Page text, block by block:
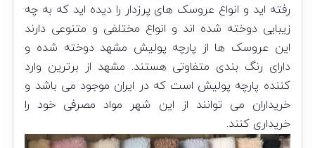
رفته اید و انواع عروسک های پرزدار را دیده اید که به چه
زیبایی دوخته شده اند و انواع مختلفی و متنوعی دارند
این عروسک ها از پارچه پولیش مشهد دوخته شده و
دارای رنگ بندی متفاوتی هستند. مشهد از برترین وارد
کننده پارچه پولیش است که در ایران موجود می باشد و
خریداران می توانند از این شهر مواد مصرفی خود را
خریداری کنند.